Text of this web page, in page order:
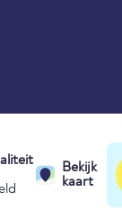
Bekijk
kaart